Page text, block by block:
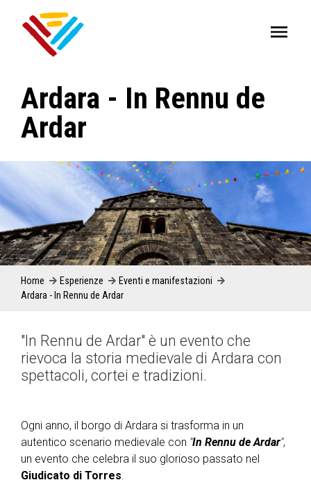
Ardara - In Rennu de
Ardar
Home Esperienze
Eventi e manifestazioni
Ardara - In Rennu de Ardar
"In Rennu de Ardar" è un evento che
rievoca la storia medievale di Ardara con
spettacoli, cortei e tradizioni.
Ogni anno, il borgo di Ardara si trasforma in un
autentico scenario medievale con "In Rennu de Ardar",
un evento che celebra il suo glorioso passato nel
Giudicato di Torres.